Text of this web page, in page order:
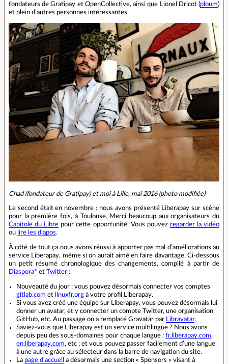
fondateurs de Gratipay et OpenCollective, ainsi que Lionel Dricot (ploum)
et plein d’autres personnes intéressantes.
Chad (fondateur de Gratipay) et moi à Lille, mai 2016 (photo modifiée)
Le second était en novembre : nous avons présenté Liberapay sur scène
pour la première fois, à Toulouse. Merci beaucoup aux organisateurs du
Capitole du Libre pour cette opportunité. Vous pouvez regarder la vidéo
ou lire les diapos.
À côté de tout ça nous avons réussi à apporter pas mal d’améliorations au
service Liberapay, même si on aurait aimé en faire davantage. Ci-dessous
un petit résumé chronologique des changements, compilé à partir de
Diaspora* et Twitter :
Nouveauté du jour : vous pouvez désormais connecter vos comptes
gitlab.com et linuxfr.org à votre profil Liberapay.
Si vous avez créé une équipe sur Liberapay, vous pouvez désormais lui
donner un avatar, et y connecter un compte Twitter, une organisation
GitHub, etc. Au passage on a remplacé Gravatar par
Libravatar.
Saviez-vous que Liberapay est un service multilingue ? Nous avons
depuis peu des sous-domaines pour chaque langue : fr.liberapay.com,
en.liberapay.com, etc ; et vous pouvez passer facilement d’une langue
à une autre grâce au sélecteur dans la barre de navigation du site.
La page d’accueil a désormais une section « Sponsors » visant à